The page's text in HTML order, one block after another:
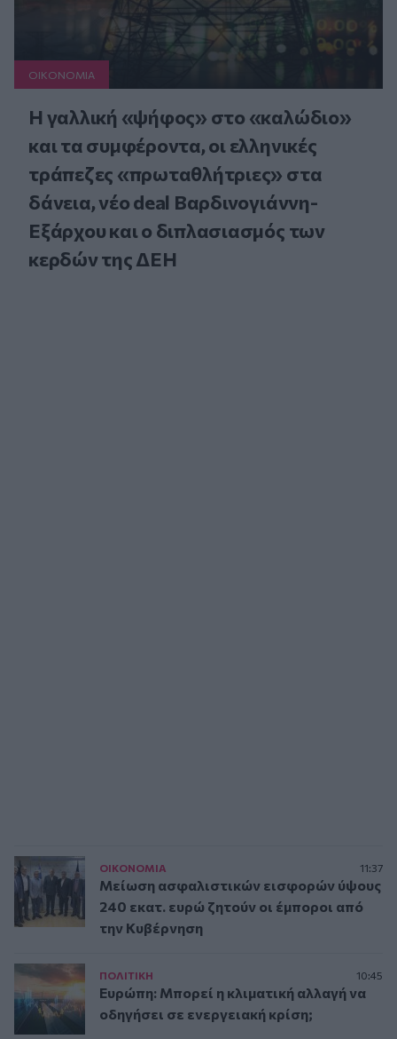
ΟΙΚΟΝΟΜΙΑ
Η γαλλική «ψήφος» στο «καλώδιο»
και τα συμφέροντα, οι ελληνικές
τράπεζες «πρωταθλήτριες» στα
δάνεια, νέο deal Βαρδινογιάννη-
Εξάρχου και ο διπλασιασμός των
κερδών της ΔΕΗ
ΟΙΚΟΝΟΜΙΑ 11:37
Μείωση ασφαλιστικών εισφορών ύψους
240 εκατ. ευρώ ζητούν οι έμποροι από
την Κυβέρνηση
ΠΟΛΙΤΙΚΗ 10:45
Ευρώπη: Μπορεί η κλιματική αλλαγή να
οδηγήσει σε ενεργειακή κρίση;